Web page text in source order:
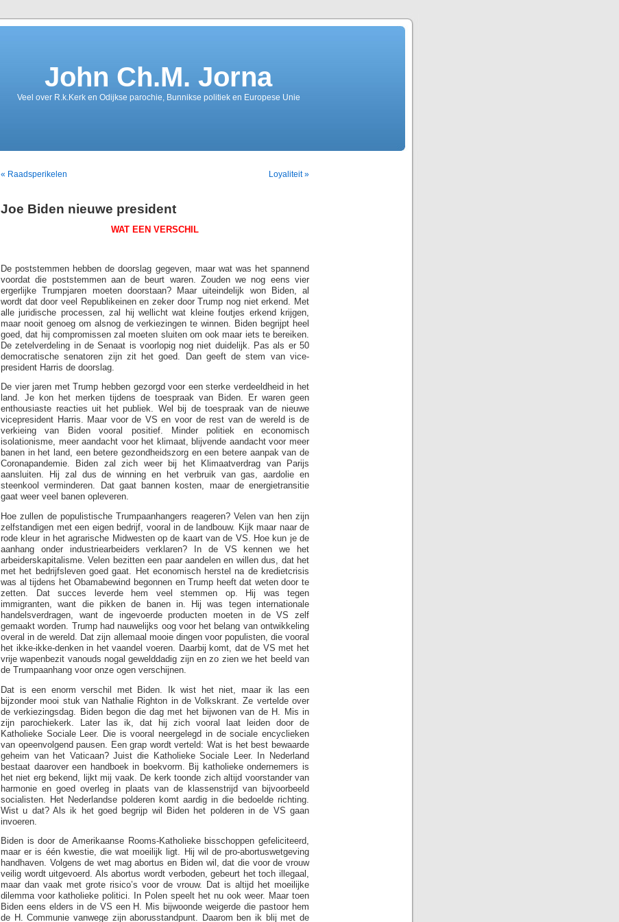
John Ch.M. Jorna
Veel over R.k.Kerk en Odijkse parochie, Bunnikse politiek en Europese Unie
« Raadsperikelen Loyaliteit »
Joe Biden nieuwe president
WAT EEN VERSCHIL
De poststemmen hebben de doorslag gegeven, maar wat was het spannend
voordat die poststemmen aan de beurt waren. Zouden we nog eens vier
ergerlijke Trumpjaren moeten doorstaan? Maar uiteindelijk won Biden, al
wordt dat door veel Republikeinen en zeker door Trump nog niet erkend. Met
alle juridische processen, zal hij wellicht wat kleine foutjes erkend krijgen,
maar nooit genoeg om alsnog de verkiezingen te winnen. Biden begrijpt heel
goed, dat hij compromissen zal moeten sluiten om ook maar iets te bereiken.
De zetelverdeling in de Senaat is voorlopig nog niet duidelijk. Pas als er 50
democratische senatoren zijn zit het goed. Dan geeft de stem van vice-
president Harris de doorslag.
De vier jaren met Trump hebben gezorgd voor een sterke verdeeldheid in het
land. Je kon het merken tijdens de toespraak van Biden. Er waren geen
enthousiaste reacties uit het publiek. Wel bij de toespraak van de nieuwe
vicepresident Harris. Maar voor de VS en voor de rest van de wereld is de
verkieing van Biden vooral positief. Minder politiek en economisch
isolationisme, meer aandacht voor het klimaat, blijvende aandacht voor meer
banen in het land, een betere gezondheidszorg en een betere aanpak van de
Coronapandemie. Biden zal zich weer bij het Klimaatverdrag van Parijs
aansluiten. Hij zal dus de winning en het verbruik van gas, aardolie en
steenkool verminderen. Dat gaat bannen kosten, maar de energietransitie
gaat weer veel banen opleveren.
Hoe zullen de populistische Trumpaanhangers reageren? Velen van hen zijn
zelfstandigen met een eigen bedrijf, vooral in de landbouw. Kijk maar naar de
rode kleur in het agrarische Midwesten op de kaart van de VS. Hoe kun je de
aanhang onder industriearbeiders verklaren? In de VS kennen we het
arbeiderskapitalisme. Velen bezitten een paar aandelen en willen dus, dat het
met het bedrijfsleven goed gaat. Het economisch herstel na de kredietcrisis
was al tijdens het Obamabewind begonnen en Trump heeft dat weten door te
zetten. Dat succes leverde hem veel stemmen op. Hij was tegen
immigranten, want die pikken de banen in. Hij was tegen internationale
handelsverdragen, want de ingevoerde producten moeten in de VS zelf
gemaakt worden. Trump had nauwelijks oog voor het belang van ontwikkeling
overal in de wereld. Dat zijn allemaal mooie dingen voor populisten, die vooral
het ikke-ikke-denken in het vaandel voeren. Daarbij komt, dat de VS met het
vrije wapenbezit vanouds nogal gewelddadig zijn en zo zien we het beeld van
de Trumpaanhang voor onze ogen verschijnen.
Dat is een enorm verschil met Biden. Ik wist het niet, maar ik las een
bijzonder mooi stuk van Nathalie Righton in de Volkskrant. Ze vertelde over
de verkiezingsdag. Biden begon die dag met het bijwonen van de H. Mis in
zijn parochiekerk. Later las ik, dat hij zich vooral laat leiden door de
Katholieke Sociale Leer. Die is vooral neergelegd in de sociale encyclieken
van opeenvolgend pausen. Een grap wordt verteld: Wat is het best bewaarde
geheim van het Vaticaan? Juist die Katholieke Sociale Leer. In Nederland
bestaat daarover een handboek in boekvorm. Bij katholieke ondernemers is
het niet erg bekend, lijkt mij vaak. De kerk toonde zich altijd voorstander van
harmonie en goed overleg in plaats van de klassenstrijd van bijvoorbeeld
socialisten. Het Nederlandse polderen komt aardig in die bedoelde richting.
Wist u dat? Als ik het goed begrijp wil Biden het polderen in de VS gaan
invoeren.
Biden is door de Amerikaanse Rooms-Katholieke bisschoppen gefeliciteerd,
maar er is één kwestie, die wat moeilijk ligt. Hij wil de pro-abortuswetgeving
handhaven. Volgens de wet mag abortus en Biden wil, dat die voor de vrouw
veilig wordt uitgevoerd. Als abortus wordt verboden, gebeurt het toch illegaal,
maar dan vaak met grote risico’s voor de vrouw. Dat is altijd het moeilijke
dilemma voor katholieke politici. In Polen speelt het nu ook weer. Maar toen
Biden eens elders in de VS een H. Mis bijwoonde weigerde die pastoor hem
de H. Communie vanwege zijn aborusstandpunt. Daarom ben ik blij met de